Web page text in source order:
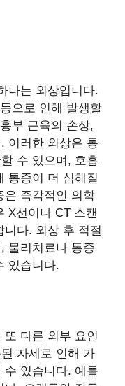
나는 외상입니다.
으로 인해 발생할
부 근육의 손상,
이러한 외상은 통
수 있으며, 호흡
통증이 더 심해질
은 즉각적인 의학
X선이나 CT 스캔
다. 외상 후 적절
물리치료나 통증
있습니다.
다른 외부 요인
자세로 인해 가
수 있습니다. 예를